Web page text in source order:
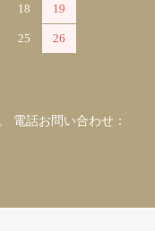
18 19
25 26
電話お問い合わせ：